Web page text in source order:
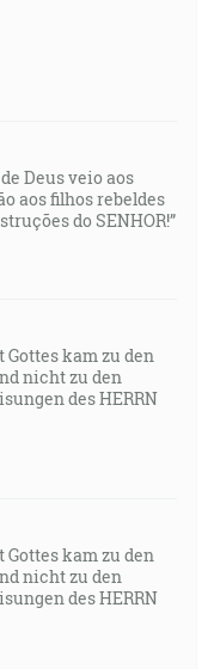
Deus veio aos
aos filhos rebeldes
do SENHOR!”
Gottes kam zu den
nicht zu den
des HERRN
Gottes kam zu den
nicht zu den
des HERRN